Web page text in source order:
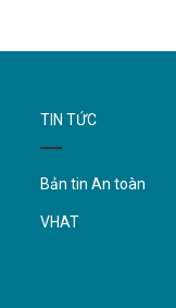
TIN TỨC
Bản tin An toàn
VHAT